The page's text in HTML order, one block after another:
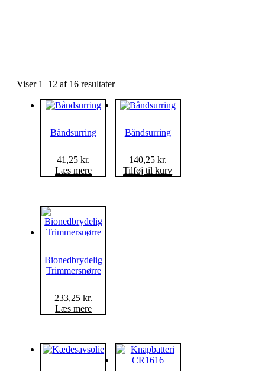
Viser 1–12 af 16 resultater
Båndsurring
41,25kr.
Læs mere
Båndsurring
140,25 kr.
Tilføj til kurv
Bionedbrydelig
Trimmersnørre
233,25kr.
Læs mere